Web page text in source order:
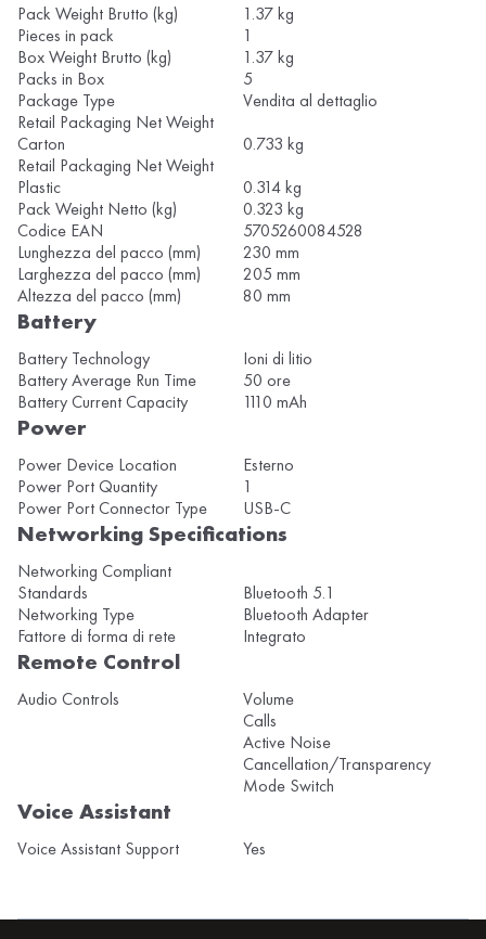
Pack Weight Brutto (kg)
1.37 kg
Pieces in pack
1
Box Weight Brutto (kg)
1.37 kg
Packs in Box
5
Package Type
Vendita al dettaglio
Retail Packaging Net Weight
Carton
0.733 kg
Retail Packaging Net Weight
Plastic
0.314 kg
Pack Weight Netto (kg)
0.323 kg
Codice EAN
5705260084528
Lunghezza del pacco (mm)
230 mm
Larghezza del pacco (mm)
205 mm
Altezza del pacco (mm)
80 mm
Battery
Battery Technology
Ioni di litio
Battery Average Run Time
50 ore
Battery Current Capacity
1110 mAh
Power
Power Device Location
Esterno
Power Port Quantity
1
Power Port Connector Type
USB-C
Networking Specifications
Networking Compliant
Standards
Bluetooth 5.1
Networking Type
Bluetooth Adapter
Fattore di forma di rete
Integrato
Remote Control
Audio Controls
Volume
Calls
Active Noise
Cancellation/Transparency
Mode Switch
Voice Assistant
Voice Assistant Support Yes